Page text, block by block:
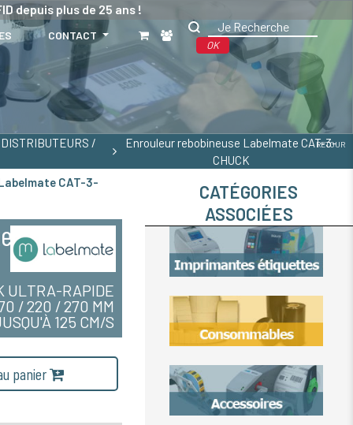
depuis plus de 25 ans !
CONTACT
OK
/
Enrouleur rebobineuse Labelmate CAT-3-
CHUCK
RETOUR
CAT-3-
ULTRA-RAPIDE
/ 220 / 270 MM
125 CM/S
panier
CATÉGORIES
ASSOCIÉES